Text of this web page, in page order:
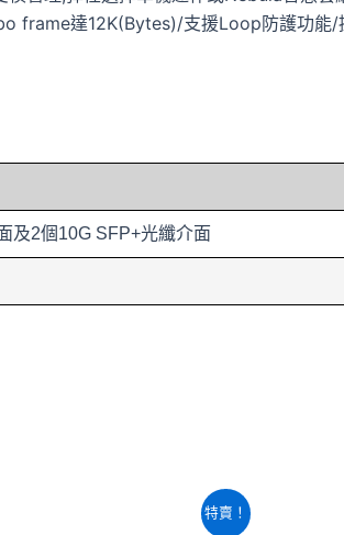
frame達12K(Bytes)/支援Loop防護功能/
及2個10G SFP+光纖介面
特賣！
目
前